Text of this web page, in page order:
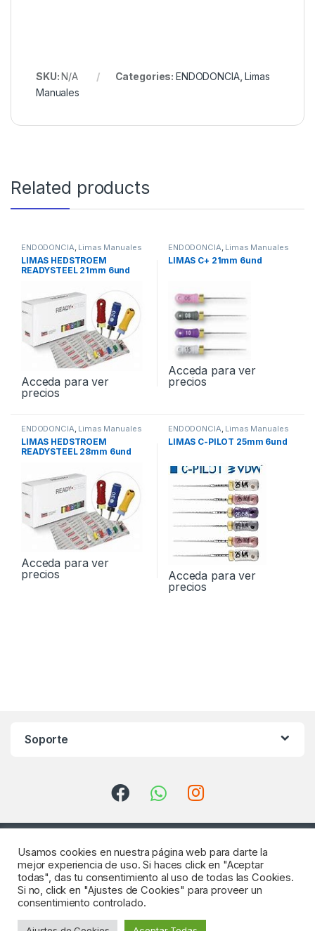
SKU:N/A Categories: ENDODONCIA,Limas
Manuales
Related products
ENDODONCIA Limas Manuales
LIMAS HEDSTROEM
READYSTEEL 21mm 6und
Acceda para ver
precios
ENDODONCIA Limas Manuales
LIMAS C+ 21mm 6und
Acceda para ver
precios
ENDODONCIA Limas Manuales
LIMAS HEDSTROEM
READYSTEEL 28mm 6und
Acceda para ver
precios
ENDODONCIA Limas Manuales
LIMAS C-PILOT 25mm 6und
Acceda para ver
precios
Soporte
¿Consultas? Llámenos
Usamos cookies en nuestra página web para darte la
mejor experiencia de uso. Si haces click en "Aceptar
todas", das tu consentimiento al uso de todas las Cookies.
Si no, click en "Ajustes de Cookies" para proveer un
consentimiento controlado.